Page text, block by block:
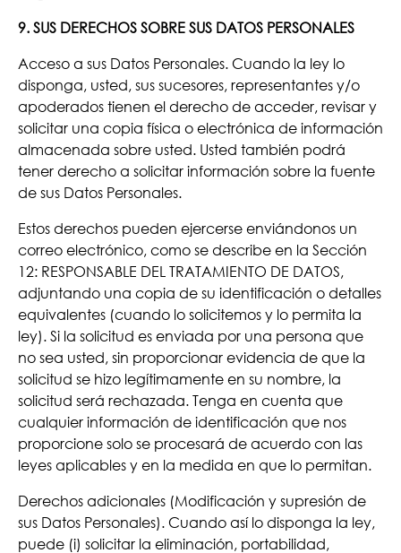
9. SUS DERECHOS SOBRE SUS DATOS PERSONALES
Acceso a sus Datos Personales. Cuando la ley lo
disponga, usted, sus sucesores, representantes y/o
apoderados tienen el derecho de acceder, revisar y
solicitar una copia física o electrónica de información
almacenada sobre usted. Usted también podrá
tener derecho a solicitar información sobre la fuente
de sus Datos Personales.
Estos derechos pueden ejercerse enviándonos un
correo electrónico, como se describe en la Sección
12: RESPONSABLE DEL TRATAMIENTO DE DATOS,
adjuntando una copia de su identificación o detalles
equivalentes (cuando lo solicitemos y lo permita la
ley). Si la solicitud es enviada por una persona que
no sea usted, sin proporcionar evidencia de que la
solicitud se hizo legítimamente en su nombre, la
solicitud será rechazada. Tenga en cuenta que
cualquier información de identificación que nos
proporcione solo se procesará de acuerdo con las
leyes aplicables y en la medida en que lo permitan.
Derechos adicionales (Modificación y supresión de
sus Datos Personales). Cuando así lo disponga la ley,
puede (i) solicitar la eliminación, portabilidad,